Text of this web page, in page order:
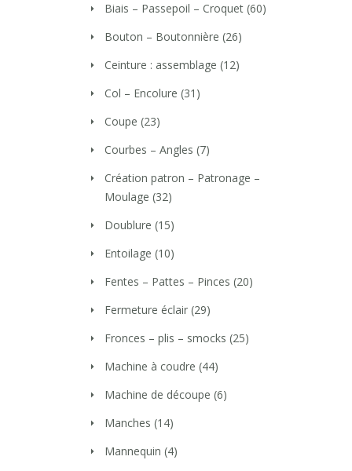
Biais – Passepoil – Croquet (60)
Bouton – Boutonnière (26)
Ceinture : assemblage (12)
Col – Encolure (31)
Coupe (23)
Courbes – Angles (7)
Création patron – Patronage –
Moulage (32)
Doublure (15)
Entoilage (10)
Fentes – Pattes – Pinces (20)
Fermeture éclair (29)
Fronces – plis – smocks (25)
Machine à coudre (44)
Machine de découpe (6)
Manches (14)
Mannequin (4)